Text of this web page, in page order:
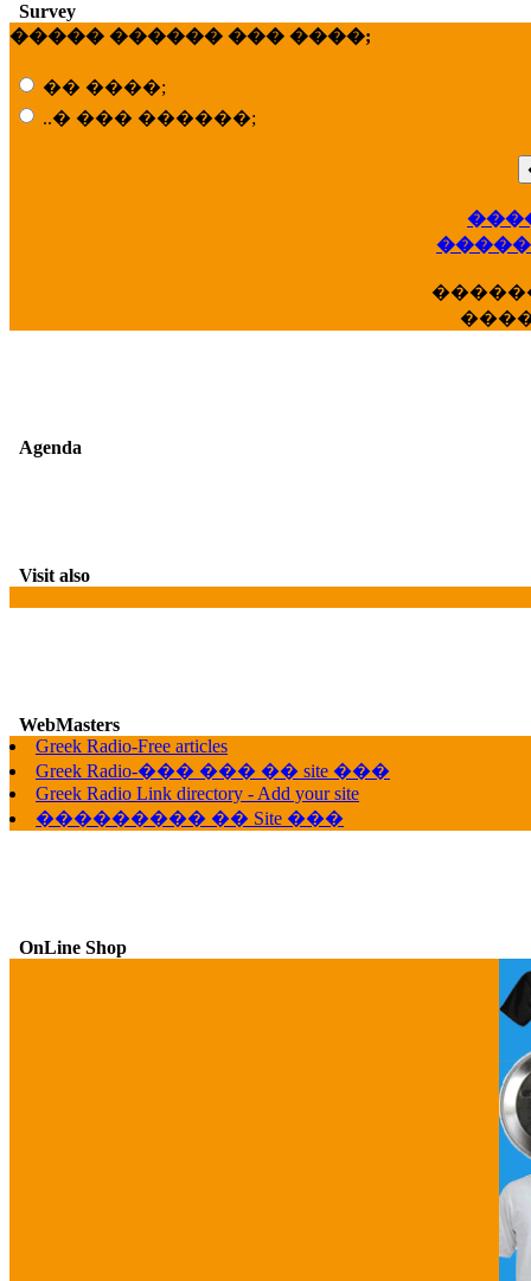
Survey
����� ������ ��� ����;
�� ����;
..� ��� ������;
Agenda
Visit also
WebMasters
Greek Radio-Free articles
Greek Radio-��� ��� �� site ���
Greek Radio Link directory - Add your site
��������� �� Site ���
OnLine Shop